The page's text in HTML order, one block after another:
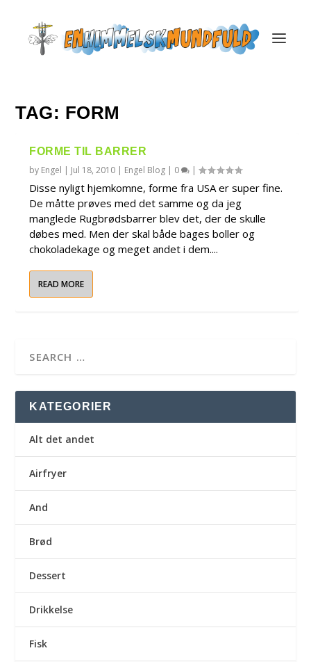
TAG: FORM
FORME TIL BARRER
by Engel | Jul 18, 2010 | Engel Blog | 0 |
Disse nyligt hjemkomne, forme fra USA er super fine.
De måtte prøves med det samme og da jeg
manglede Rugbrødsbarrer blev det, der de skulle
døbes med. Men der skal både bages boller og
chokoladekage og meget andet i dem....
READ MORE
KATEGORIER
Alt det andet
Airfryer
And
Brød
Dessert
Drikkelse
Fisk